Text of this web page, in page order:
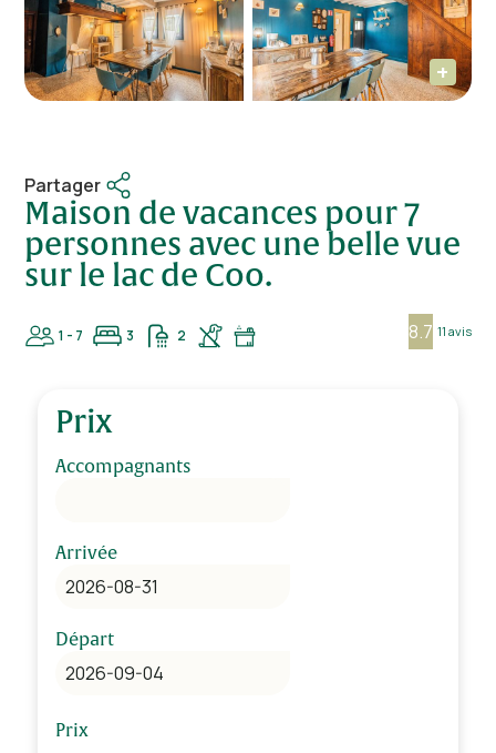
Partager
Maison de vacances pour 7
personnes avec une belle vue
sur le lac de Coo.
1 - 7 3 2 8.7 11 avis
Prix
Accompagnants
Arrivée
Départ
Prix